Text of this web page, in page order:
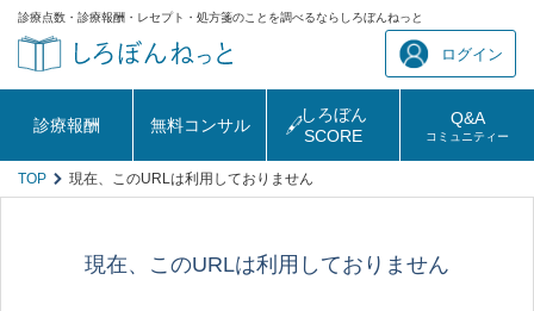
診療点数・診療報酬・レセプト・処方箋のことを調べるならしろぼんねっと
ログイン
診療報酬 無料コンサル
しろぼん
SCORE
Q&A
コミュニティー
TOP 現在、このURLは利用しておりません
現在、このURLは利用しておりません